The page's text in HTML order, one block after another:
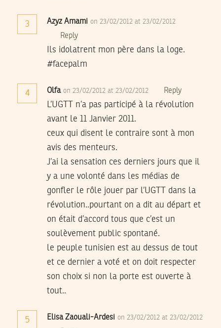
3 Azyz Amami on 23/02/2012 at 23/02/2012
Reply
Ils idolatrent mon père dans la loge.
#facepalm
4 Olfa on 23/02/2012 at 23/02/2012 Reply
L’UGTT n’a pas participé à la révolution
avant le 11 Janvier 2011.
ceux qui disent le contraire sont à mon
avis des menteurs.
J’ai la sensation ces derniers jours que il
y a une volonté dans les médias de
gonfler le rôle jouer par l’UGTT dans la
révolution..pourtant on a dit au départ et
on était d’accord tous que c’est un
soulèvement public spontané.
le peuple tunisien est au dessus de tout
et ce dernier a voté et on doit respecter
son choix si non la porte est ouverte à
tout..
5 Elisa Zaouali-Ardesi on 23/02/2012 at 23/02/2012